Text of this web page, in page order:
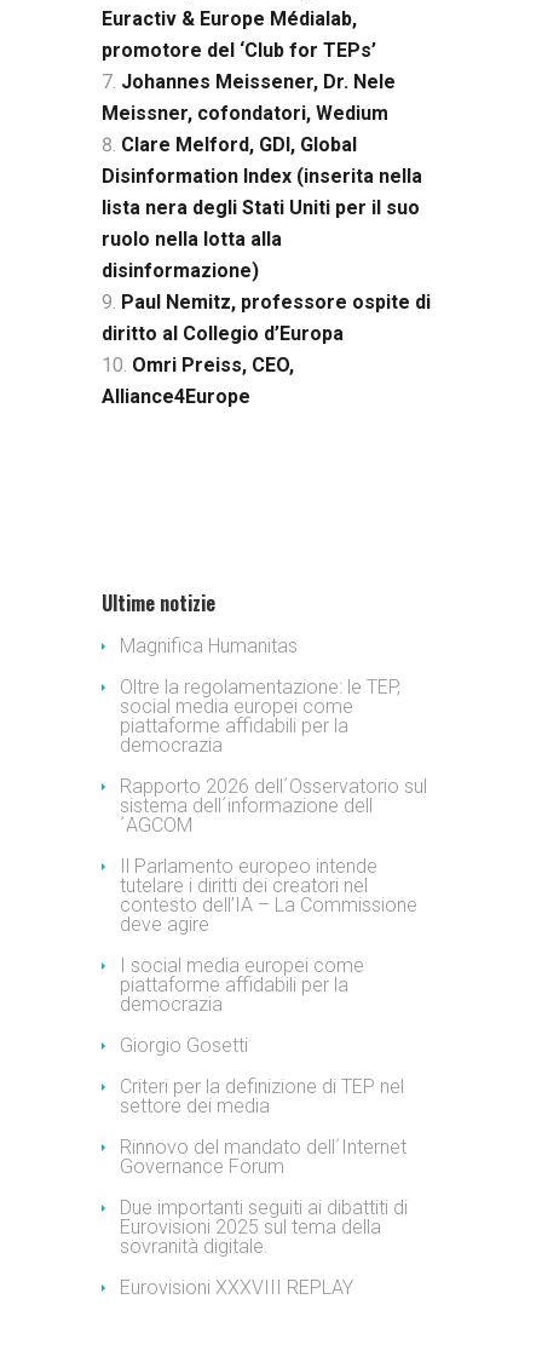
Euractiv & Europe Médialab,
promotore del ‘Club for TEPs’
Johannes Meissener, Dr. Nele
Meissner, cofondatori, Wedium
Clare Melford, GDI, Global
Disinformation Index (inserita nella
lista nera degli Stati Uniti per il suo
ruolo nella lotta alla
disinformazione)
Paul Nemitz, professore ospite di
diritto al Collegio d’Europa
Omri Preiss, CEO,
Alliance4Europe
Ultime notizie
Magnifica Humanitas
Oltre la regolamentazione: le TEP,
social media europei come
piattaforme affidabili per la
democrazia
Rapporto 2026 dell´Osservatorio sul
sistema dell´informazione dell
´AGCOM
Il Parlamento europeo intende
tutelare i diritti dei creatori nel
contesto dell’IA – La Commissione
deve agire
I social media europei come
piattaforme affidabili per la
democrazia
Giorgio Gosetti
Criteri per la definizione di TEP nel
settore dei media
Rinnovo del mandato dell´Internet
Governance Forum
Due importanti seguiti ai dibattiti di
Eurovisioni 2025 sul tema della
sovranità digitale.
Eurovisioni XXXVIII REPLAY